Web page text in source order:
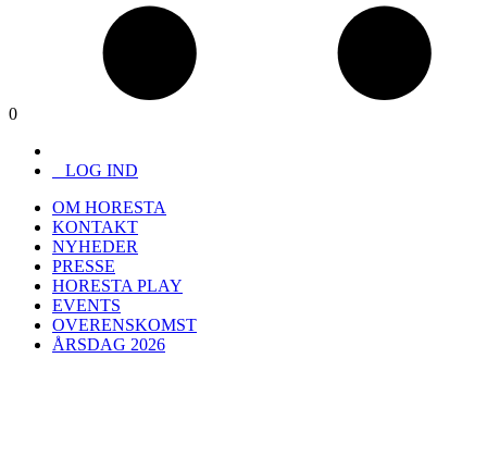
0
LOG IND
OM HORESTA
KONTAKT
NYHEDER
PRESSE
HORESTA PLAY
EVENTS
OVERENSKOMST
ÅRSDAG 2026